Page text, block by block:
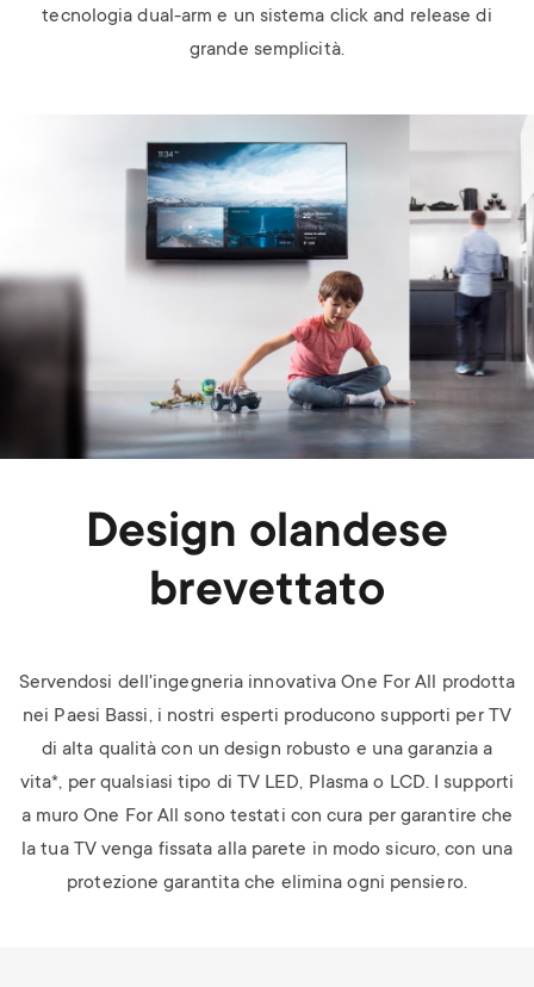
tecnologia dual-arm e un sistema click and release di
grande semplicità.
Design olandese
brevettato
Servendosi dell'ingegneria innovativa One For All prodotta
nei Paesi Bassi, i nostri esperti producono supporti per TV
di alta qualità con un design robusto e una garanzia a
vita*, per qualsiasi tipo di TV LED, Plasma o LCD. I supporti
a muro One For All sono testati con cura per garantire che
la tua TV venga fissata alla parete in modo sicuro, con una
protezione garantita che elimina ogni pensiero.